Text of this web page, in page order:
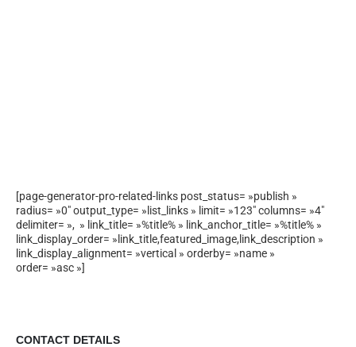
[page-generator-pro-related-links post_status= »publish »
radius= »0″ output_type= »list_links » limit= »123″ columns= »4″
delimiter= », » link_title= »%title% » link_anchor_title= »%title% »
link_display_order= »link_title,featured_image,link_description »
link_display_alignment= »vertical » orderby= »name »
order= »asc »]
CONTACT DETAILS